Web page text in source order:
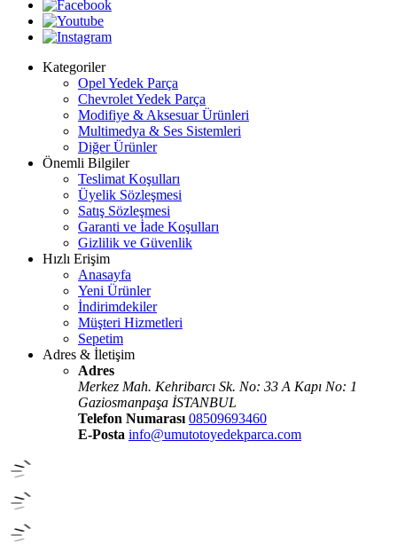
Kategoriler
Opel Yedek Parça
Chevrolet Yedek Parça
Modifiye & Aksesuar Ürünleri
Multimedya & Ses Sistemleri
Diğer Ürünler
Önemli Bilgiler
Teslimat Koşulları
Üyelik Sözleşmesi
Satış Sözleşmesi
Garanti ve İade Koşulları
Gizlilik ve Güvenlik
Hızlı Erişim
Anasayfa
Yeni Ürünler
İndirimdekiler
Müşteri Hizmetleri
Sepetim
Adres & İletişim
Adres
Merkez Mah. Kehribarcı Sk. No: 33 A Kapı No: 1
Gaziosmanpaşa İSTANBUL
Telefon Numarası 08509693460
E-Posta info@umutotoyedekparca.com